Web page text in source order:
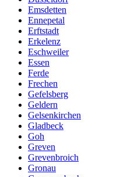
Emsdetten
Ennepetal
Erftstadt
Erkelenz
Eschweiler
Essen
Ferde
Frechen
Gefelsberg
Geldern
Gelsenkirchen
Gladbeck
Goh
Greven
Grevenbroich
Gronau